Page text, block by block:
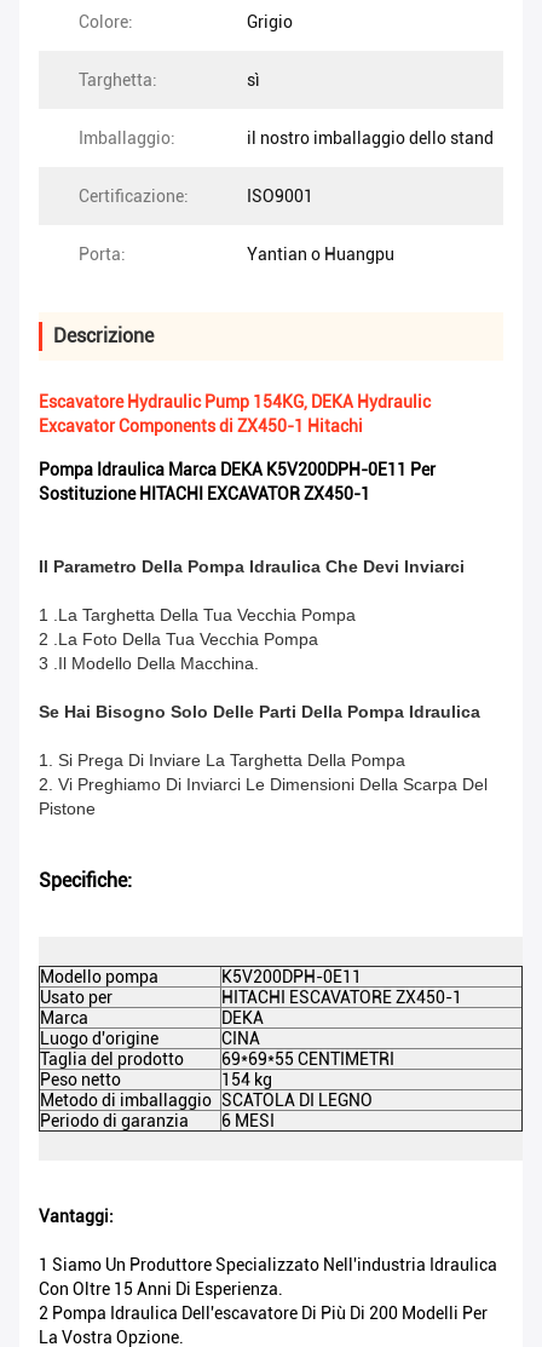
Colore: Grigio
Targhetta: sì
Imballaggio: il nostro imballaggio dello stand
Certificazione: ISO9001
Porta: Yantian o Huangpu
Descrizione
Escavatore Hydraulic Pump 154KG, DEKA Hydraulic
Excavator Components di ZX450-1 Hitachi
Pompa Idraulica Marca DEKA K5V200DPH-0E11 Per
Sostituzione HITACHI EXCAVATOR ZX450-1
Il Parametro Della Pompa Idraulica Che Devi Inviarci
1 .La Targhetta Della Tua Vecchia Pompa
2 .La Foto Della Tua Vecchia Pompa
3 .Il Modello Della Macchina.
Se Hai Bisogno Solo Delle Parti Della Pompa Idraulica
1. Si Prega Di Inviare La Targhetta Della Pompa
2. Vi Preghiamo Di Inviarci Le Dimensioni Della Scarpa Del
Pistone
Specifiche:
Modello pompa
K5V200DPH-0E11
Usato per
HITACHI ESCAVATORE ZX450-1
Marca
DEKA
Luogo d'origine
CINA
Taglia del prodotto
69*69*55 CENTIMETRI
Peso netto
154 kg
Metodo di imballaggio SCATOLA DI LEGNO
Periodo di garanzia
6 MESI
Vantaggi:
1 Siamo Un Produttore Specializzato Nell'industria Idraulica
Con Oltre 15 Anni Di Esperienza.
2 Pompa Idraulica Dell'escavatore Di Più Di 200 Modelli Per
La Vostra Opzione.